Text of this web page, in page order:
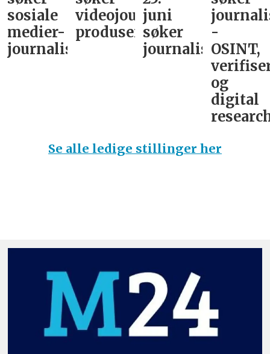
sosiale
medier-
journalist
videojournalist/podkast-
produsent
juni
søker
journalist
-
OSINT,
og
digital
Se alle ledige stillinger her